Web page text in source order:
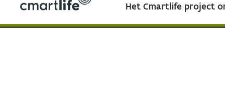
Het Cmartlife project